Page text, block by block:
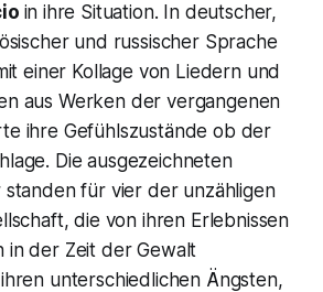
in ihre Situation. In deutscher,
und russischer Sprache
einer Kollage von Liedern und
aus Werken der vergangenen
ihre Gefühlszustände ob der
Die ausgezeichneten
standen für vier der unzähligen
die von ihren Erlebnissen
in der Zeit der Gewalt
unterschiedlichen Ängsten,